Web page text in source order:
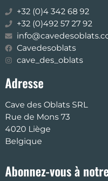
+32 (0)4 342 68 92
+32 (0)492 57 27 92
Cavedesoblats
cave_des_oblats
Adresse
Cave des Oblats SRL
Rue de Mons 73
4020 Liège
Belgique
Abonnez-vous à